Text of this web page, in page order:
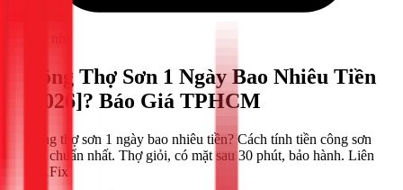
Công Thợ Sơn 1 Ngày Bao Nhiêu Tiền
[2026]? Báo Giá TPHCM
Công thợ sơn 1 ngày bao nhiêu tiền? Cách tính tiền công sơn
nhà chuẩn nhất. Thợ giỏi, có mặt sau 30 phút, bảo hành. Liên
hệ 1Fix